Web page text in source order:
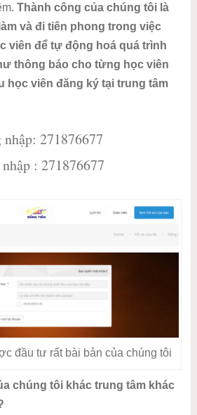
Thành công của chúng tôi là
và đi tiên phong trong việc
viên để tự động hoá quá trình
thông báo cho từng học viên
học viên đăng ký tại trung tâm
271876677
: 271876677
đầu tư rất bài bản của chúng tôi
chúng tôi khác trung tâm khác